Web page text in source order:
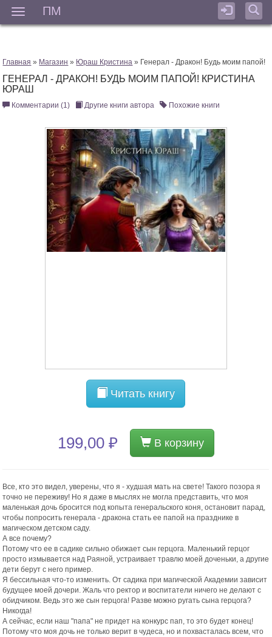
ПМ
Главная » Магазин » Юраш Кристина » Генерал - Дракон! Будь моим папой!
ГЕНЕРАЛ - ДРАКОН! БУДЬ МОИМ ПАПОЙ! КРИСТИНА
ЮРАШ
Комментарии (1) Другие книги автора Похожие книги
Читать книгу
199,00 ₽ В корзину
Все, кто это видел, уверены, что я - худшая мать на свете! Такого позора я
точно не переживу! Но я даже в мыслях не могла представить, что моя
маленькая дочь бросится под копыта генеральского коня, остановит парад,
чтобы попросить генерала - дракона стать ее папой на празднике в
магическом детском саду.
А все почему?
Потому что ее в садике сильно обижает сын герцога. Маленький герцог
просто измывается над Раяной, устраивает травлю моей доченьки, а другие
дети берут с него пример.
Я бессильная что-то изменить. От садика при магической Академии зависит
будущее моей дочери. Жаль что ректор и воспитатели ничего не делают с
обидчиком. Ведь это же сын герцога! Разве можно ругать сына герцога?
Никогда!
А сейчас, если наш "папа" не придет на конкурс пап, то это будет конец!
Потому что моя дочь не только верит в чудеса, но и похвасталась всем, что